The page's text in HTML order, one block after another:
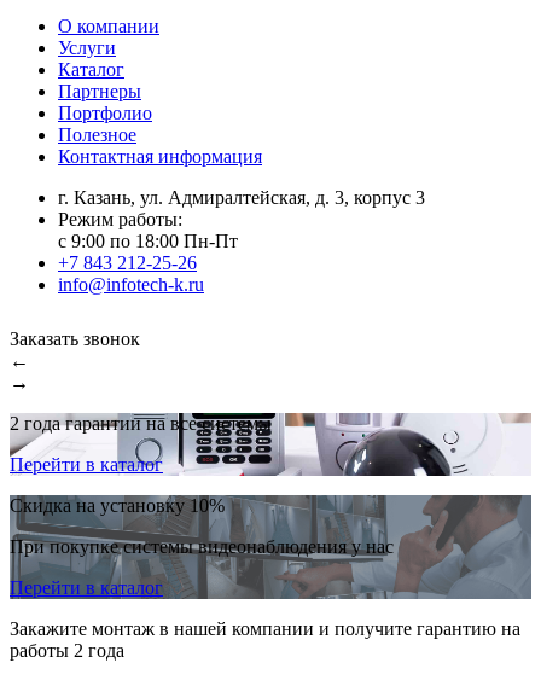
О компании
Услуги
Каталог
Партнеры
Портфолио
Полезное
Контактная информация
г. Казань, ул. Адмиралтейская, д. 3, корпус 3
Режим работы:
с 9:00 по 18:00 Пн-Пт
+7 843 212-25-26
info@infotech-k.ru
Заказать звонок
←
→
2 года гарантии на все системы
Перейти в каталог
Cкидка на установку 10%
При покупке системы видеонаблюдения у нас
Перейти в каталог
Закажите монтаж в нашей компании и получите гарантию на
работы 2 года